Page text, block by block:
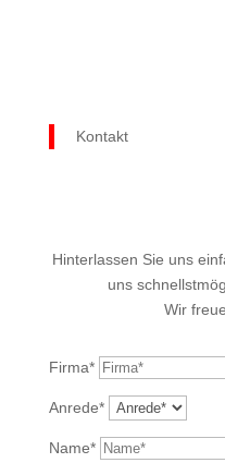
Kontakt
Hinterlassen Sie uns
uns
Wir
Firma*
Anrede*
Name*